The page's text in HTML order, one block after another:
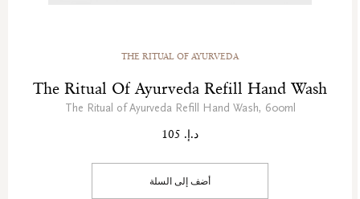
THE RITUAL OF AYURVEDA
The Ritual Of Ayurveda Refill Hand Wash
The Ritual of Ayurveda Refill Hand Wash, 600ml
د.إ. 105
أضف إلى السلة